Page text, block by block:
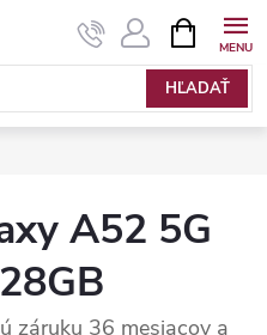
HĽADAŤ
KOŠÍK
A52 5G
záruku 36 mesiacov a